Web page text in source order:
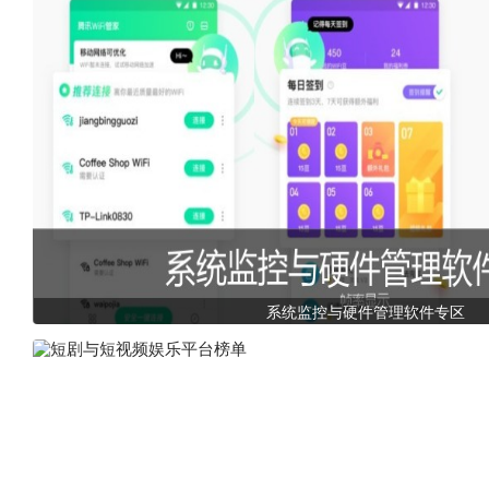
系统监控与硬件管理软件专区